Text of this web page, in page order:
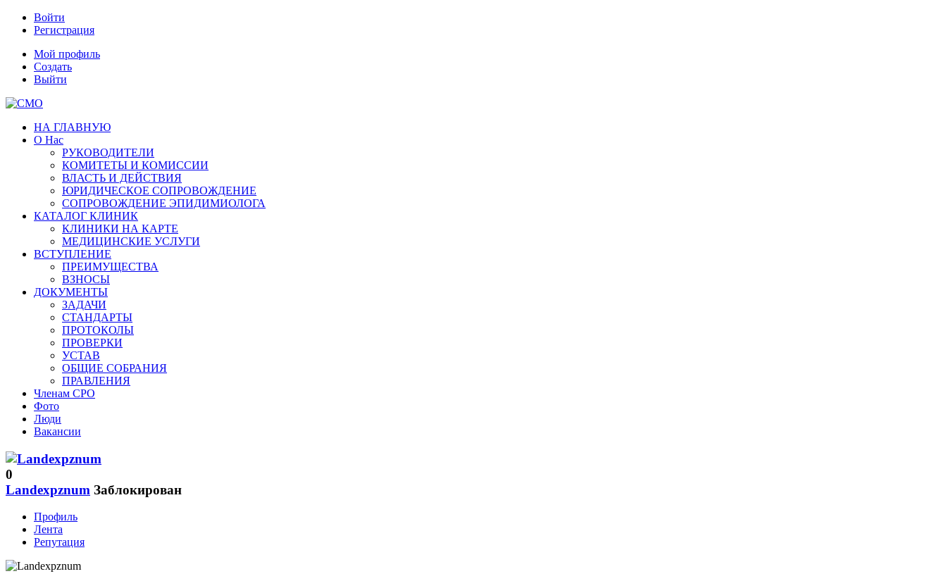
Войти
Регистрация
Мой профиль
Создать
Выйти
НА ГЛАВНУЮ
О Нас
РУКОВОДИТЕЛИ
КОМИТЕТЫ И КОМИССИИ
ВЛАСТЬ И ДЕЙСТВИЯ
ЮРИДИЧЕСКОЕ СОПРОВОЖДЕНИЕ
СОПРОВОЖДЕНИЕ ЭПИДИМИОЛОГА
КАТАЛОГ КЛИНИК
КЛИНИКИ НА КАРТЕ
МЕДИЦИНСКИЕ УСЛУГИ
ВСТУПЛЕНИЕ
ПРЕИМУЩЕСТВА
ВЗНОСЫ
ДОКУМЕНТЫ
ЗАДАЧИ
СТАНДАРТЫ
ПРОТОКОЛЫ
ПРОВЕРКИ
УСТАВ
ОБЩИЕ СОБРАНИЯ
ПРАВЛЕНИЯ
Членам СРО
Фото
Люди
Вакансии
0
Landexpznum Заблокирован
Профиль
Лента
Репутация